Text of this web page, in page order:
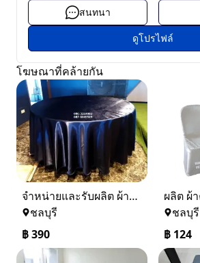
สนทนา
ดูโปรไฟล์
โฆษณาที่คล้ายกัน
จำหน่ายและรับผลิต ผ้าปูโต๊ะกลม ผ้าปูโต๊ะจีน ผ้าปูโต๊ะอาหาร ผ้าปูโต๊ะกลมพีวีซี ผ้าปูโต๊ะพลาสติก ผ้าปูโต๊ะลายลูกไม้ 086-3214082 ส่งทั่วประเทศ
ชลบุรี
฿390
ชลบุรี
฿ 124